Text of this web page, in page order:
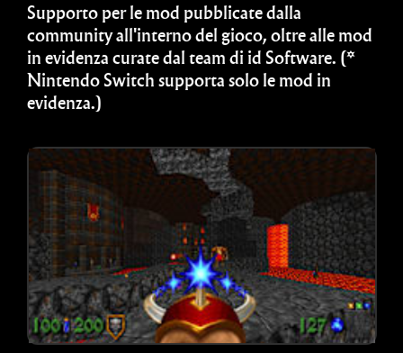
Supporto per le mod pubblicate dalla
community all'interno del gioco, oltre alle mod
in evidenza curate dal team di id Software. (*
Nintendo Switch supporta solo le mod in
evidenza.)